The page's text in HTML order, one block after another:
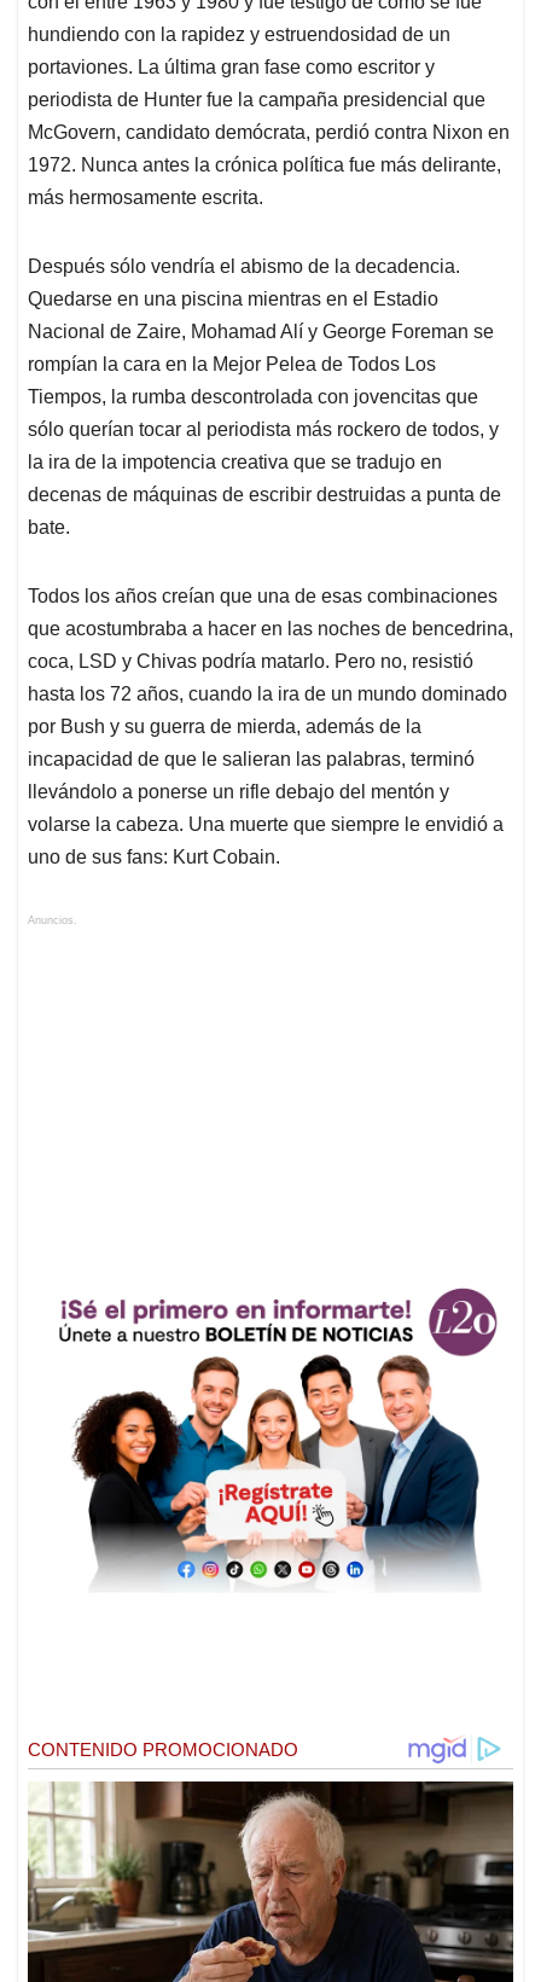
hundiendo con la rapidez y estruendosidad de un
portaviones. La última gran fase como escritor y
periodista de Hunter fue la campaña presidencial que
McGovern, candidato demócrata, perdió contra Nixon en
1972. Nunca antes la crónica política fue más delirante,
más hermosamente escrita.
Después sólo vendría el abismo de la decadencia.
Quedarse en una piscina mientras en el Estadio
Nacional de Zaire, Mohamad Alí y George Foreman se
rompían la cara en la Mejor Pelea de Todos Los
Tiempos, la rumba descontrolada con jovencitas que
sólo querían tocar al periodista más rockero de todos, y
la ira de la impotencia creativa que se tradujo en
decenas de máquinas de escribir destruidas a punta de
bate.
Todos los años creían que una de esas combinaciones
que acostumbraba a hacer en las noches de bencedrina,
coca, LSD y Chivas podría matarlo. Pero no, resistió
hasta los 72 años, cuando la ira de un mundo dominado
por Bush y su guerra de mierda, además de la
incapacidad de que le salieran las palabras, terminó
llevándolo a ponerse un rifle debajo del mentón y
volarse la cabeza. Una muerte que siempre le envidió a
uno de sus fans: Kurt Cobain.
Anuncios.